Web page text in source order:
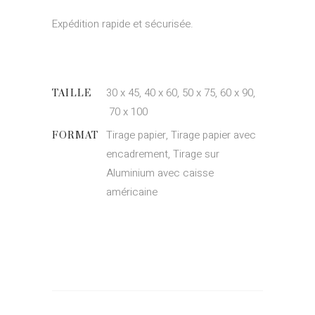
Expédition rapide et sécurisée.
TAILLE
30 x 45, 40 x 60, 50 x 75, 60 x 90,
70 x 100
FORMAT
Tirage papier, Tirage papier avec
encadrement, Tirage sur
Aluminium avec caisse
américaine